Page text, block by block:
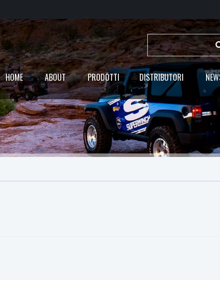
HOME ABOUT PRODOTTI DISTRIBUTORI